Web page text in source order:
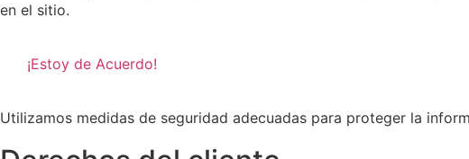
en el sitio.
¡Estoy de Acuerdo!
Utilizamos medidas de seguridad adecuadas para proteger la